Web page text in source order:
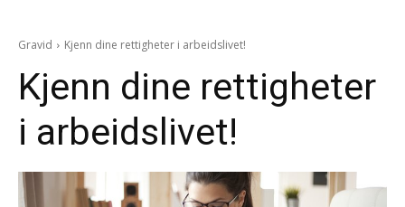
Gravid Kjenn dine rettigheter i arbeidslivet!
Kjenn dine rettigheter
i arbeidslivet!